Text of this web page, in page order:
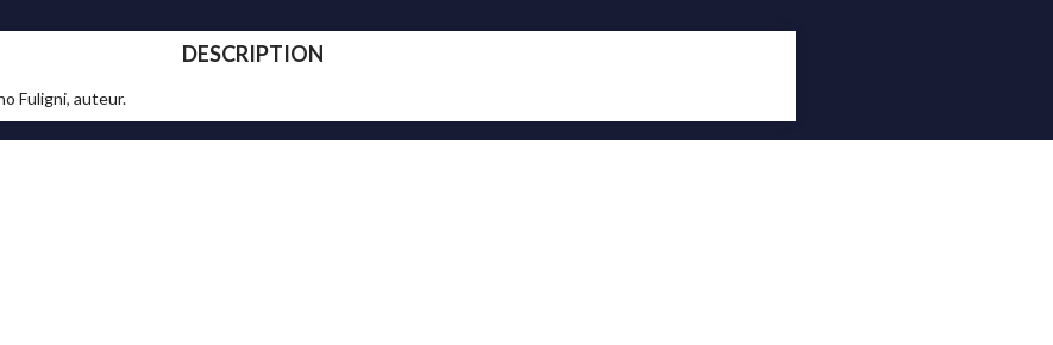
DESCRIPTION
Fuligni, auteur.